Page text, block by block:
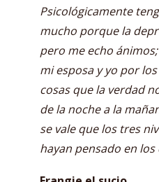
Psicológicamente
mucho porque la
pero me echo
mi esposa y yo por
cosas que la verdad
de la noche a la
se vale que los tres
hayan pensado en